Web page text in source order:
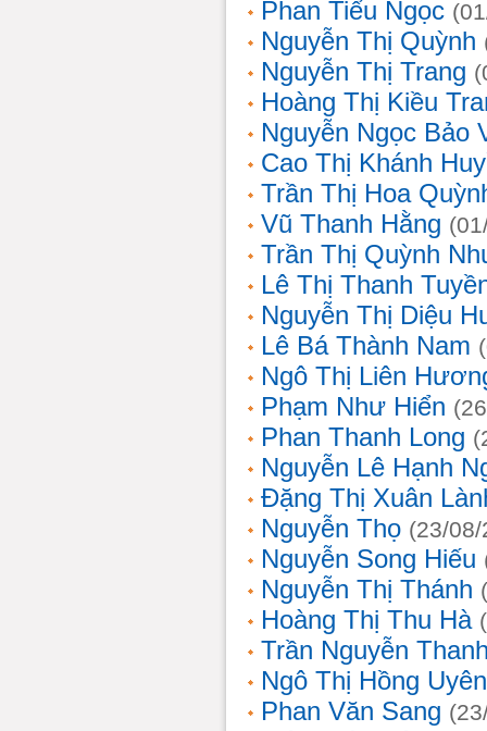
Phan Tiểu Ngọc
Nguyễn Thị Quỳnh
Nguyễn Thị Trang
Hoàng Thị Kiều
Nguyễn Ngọc Bảo
Cao Thị Khánh
Trần Thị Hoa
Vũ Thanh Hằng
Trần Thị Quỳnh
Lê Thị Thanh
Nguyễn Thị Diệu
Lê Bá Thành Nam
Ngô Thị Liên
Phạm Như Hiển
Phan Thanh Long
Nguyễn Lê Hạnh
Đặng Thị Xuân
Nguyễn Thọ (23/
Nguyễn Song Hiếu
Nguyễn Thị Thánh
Hoàng Thị Thu Hà
Trần Nguyễn
Ngô Thị Hồng Uyên
Phan Văn Sang